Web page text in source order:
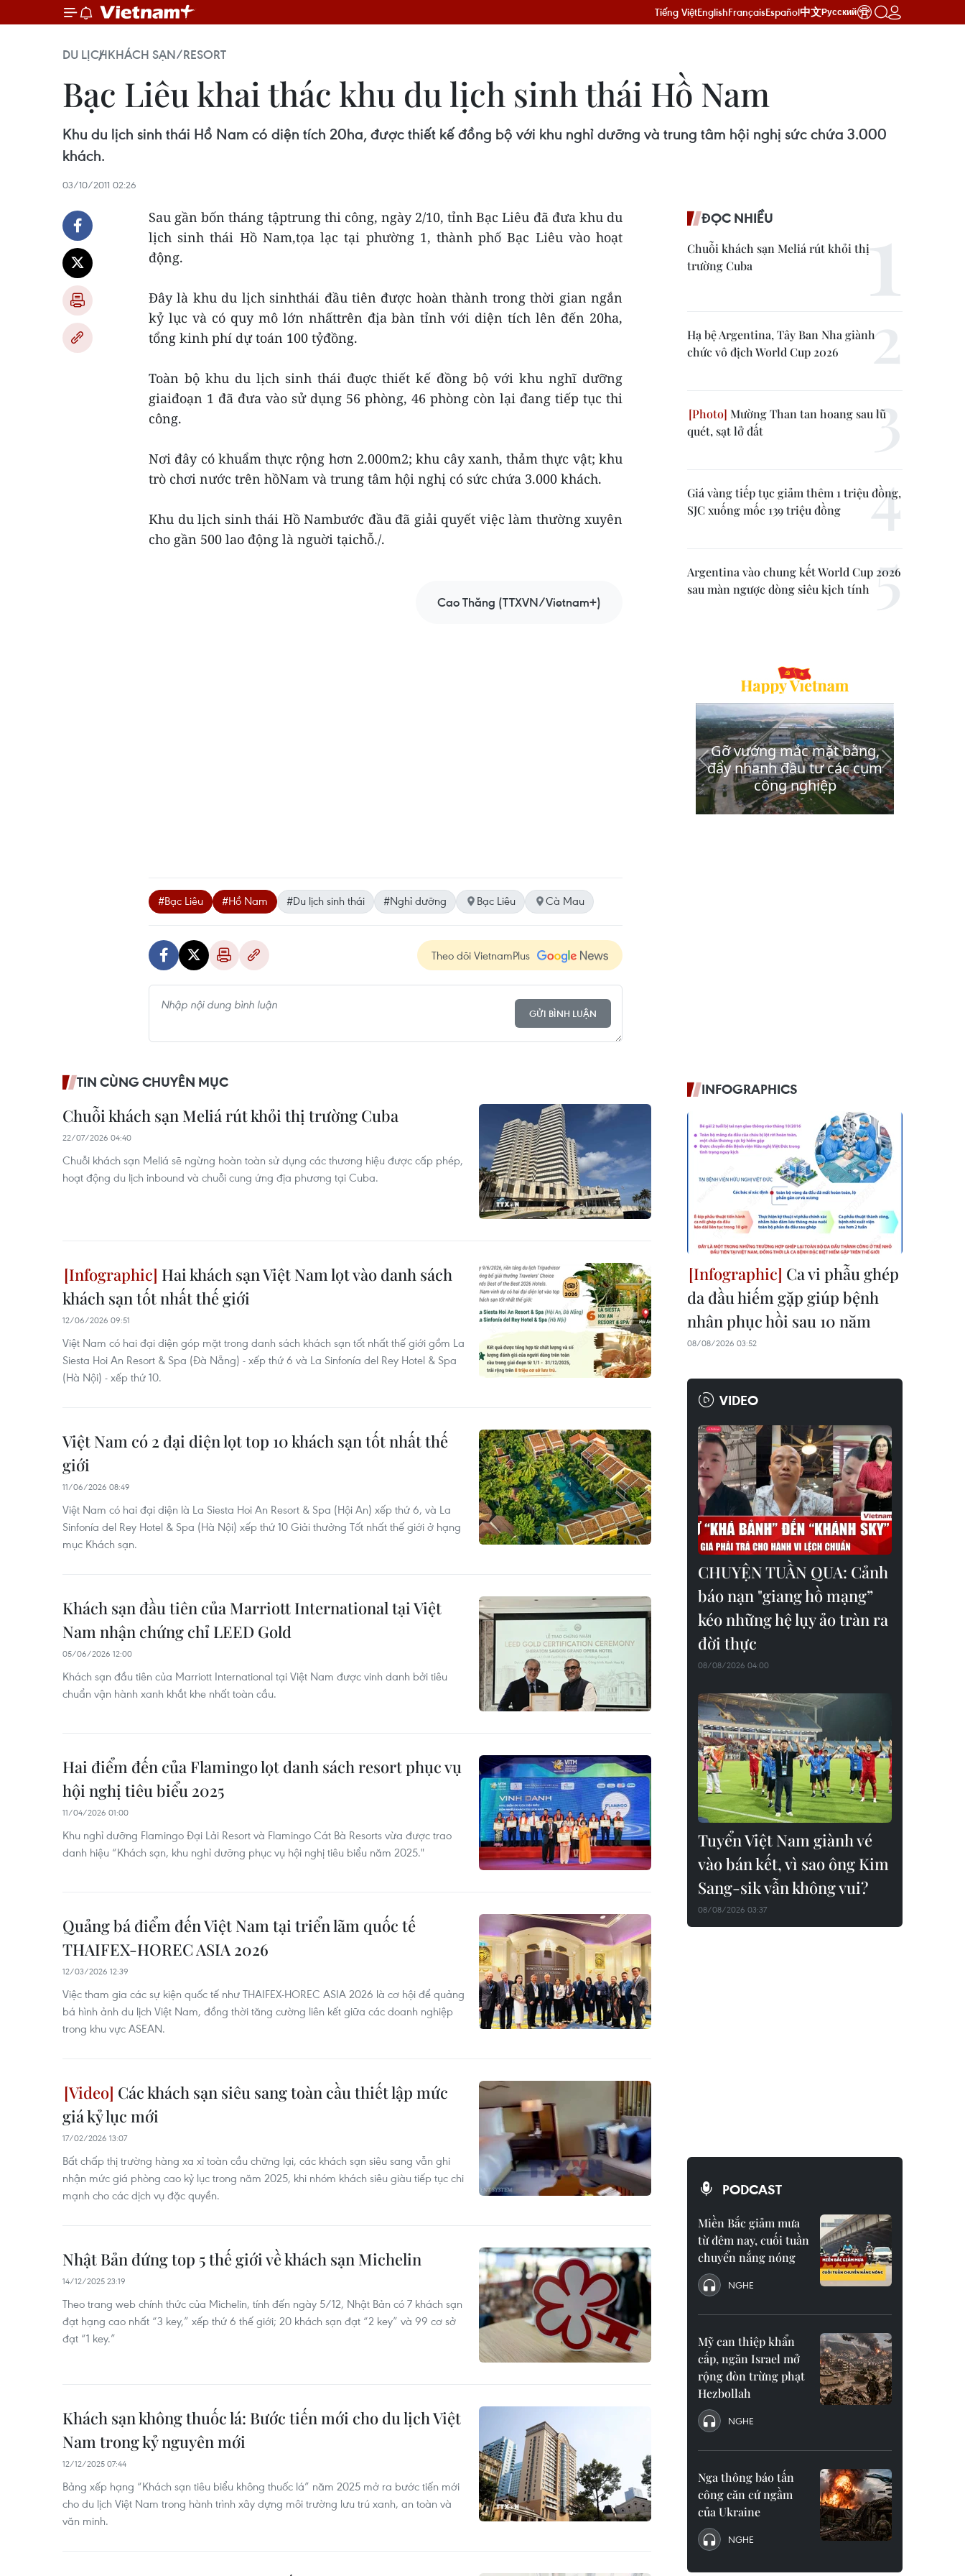
Tiếng ViệtEnglishFrançaisEspañol中文Русский
DU LỊCHKHÁCH SẠN/RESORT
Bạc Liêu khai thác khu du lịch sinh thái Hồ Nam
Khu du lịch sinh thái Hồ Nam có diện tích 20ha, được thiết kế đồng bộ với khu nghỉ dưỡng và trung tâm hội nghị sức chứa 3.000
khách.
03/10/2011 02:26
Sau gần bốn tháng tậptrung thi công, ngày 2/10, tỉnh Bạc Liêu đã đưa khu du
lịch sinh thái Hồ Nam,tọa lạc tại phường 1, thành phố Bạc Liêu vào hoạt
động.
Đây là khu du lịch sinhthái đầu tiên được hoàn thành trong thời gian ngắn
kỷ lục và có quy mô lớn nhấttrên địa bàn tỉnh với diện tích lên đến 20ha,
tổng kinh phí dự toán 100 tỷđồng.
Toàn bộ khu du lịch sinh thái đuợc thiết kế đồng bộ với khu nghĩ dưỡng
giaiđoạn 1 đã đưa vào sử dụng 56 phòng, 46 phòng còn lại đang tiếp tục thi
công.
Nơi đây có khuẩm thực rộng hơn 2.000m2; khu cây xanh, thảm thực vật; khu
trò chơi nước trên hồNam và trung tâm hội nghị có sức chứa 3.000 khách.
Khu du lịch sinh thái Hồ Nambước đầu đã giải quyết việc làm thường xuyên
cho gần 500 lao động là nguời tạichỗ./.
Cao Thăng (TTXVN/Vietnam+)
#Bạc Liêu #Hồ Nam #Du lịch sinh thái #Nghỉ dưỡng Bạc Liêu Cà Mau
Theo dõi VietnamPlus
GỬI BÌNH LUẬN
TIN CÙNG CHUYÊN MỤC
Chuỗi khách sạn Meliá rút khỏi thị trường Cuba
22/07/2026 04:40
Chuỗi khách sạn Meliá sẽ ngừng hoàn toàn sử dụng các thương hiệu được cấp phép,
hoạt động du lịch inbound và chuỗi cung ứng địa phương tại Cuba.
Hai khách sạn Việt Nam lọt vào danh sách
khách sạn tốt nhất thế giới
12/06/2026 09:51
Việt Nam có hai đại diện góp mặt trong danh sách khách sạn tốt nhất thế giới gồm La
Siesta Hoi An Resort & Spa (Đà Nẵng) - xếp thứ 6 và La Sinfonía del Rey Hotel & Spa
(Hà Nội) - xếp thứ 10.
Việt Nam có 2 đại diện lọt top 10 khách sạn tốt nhất thế
giới
11/06/2026 08:49
Việt Nam có hai đại diện là La Siesta Hoi An Resort & Spa (Hội An) xếp thứ 6, và La
Sinfonía del Rey Hotel & Spa (Hà Nội) xếp thứ 10 Giải thưởng Tốt nhất thế giới ở hạng
mục Khách sạn.
Khách sạn đầu tiên của Marriott International tại Việt
Nam nhận chứng chỉ LEED Gold
05/06/2026 12:00
Khách sạn đầu tiên của Marriott International tại Việt Nam được vinh danh bởi tiêu
chuẩn vận hành xanh khắt khe nhất toàn cầu.
Hai điểm đến của Flamingo lọt danh sách resort phục vụ
hội nghị tiêu biểu 2025
11/04/2026 01:00
Khu nghỉ dưỡng Flamingo Đại Lải Resort và Flamingo Cát Bà Resorts vừa được trao
danh hiệu “Khách sạn, khu nghỉ dưỡng phục vụ hội nghị tiêu biểu năm 2025."
Quảng bá điểm đến Việt Nam tại triển lãm quốc tế
THAIFEX-HOREC ASIA 2026
12/03/2026 12:39
Việc tham gia các sự kiện quốc tế như THAIFEX-HOREC ASIA 2026 là cơ hội để quảng
bá hình ảnh du lịch Việt Nam, đồng thời tăng cường liên kết giữa các doanh nghiệp
trong khu vực ASEAN.
Các khách sạn siêu sang toàn cầu thiết lập mức
giá kỷ lục mới
17/02/2026 13:07
Bất chấp thị trường hàng xa xỉ toàn cầu chững lại, các khách sạn siêu sang vẫn ghi
nhận mức giá phòng cao kỷ lục trong năm 2025, khi nhóm khách siêu giàu tiếp tục chi
mạnh cho các dịch vụ đặc quyền.
Nhật Bản đứng top 5 thế giới về khách sạn Michelin
14/12/2025 23:19
Theo trang web chính thức của Michelin, tính đến ngày 5/12, Nhật Bản có 7 khách sạn
đạt hạng cao nhất “3 key,” xếp thứ 6 thế giới; 20 khách sạn đạt “2 key” và 99 cơ sở
đạt “1 key.”
Khách sạn không thuốc lá: Bước tiến mới cho du lịch Việt
Nam trong kỷ nguyên mới
12/12/2025 07:44
Bảng xếp hạng “Khách sạn tiêu biểu không thuốc lá” năm 2025 mở ra bước tiến mới
cho du lịch Việt Nam trong hành trình xây dựng môi trường lưu trú xanh, an toàn và
văn minh.
ĐỌC NHIỀU
Chuỗi khách sạn Meliá rút khỏi thị
trường Cuba
Hạ bệ Argentina, Tây Ban Nha giành
chức vô địch World Cup 2026
Mường Than tan hoang sau lũ
quét, sạt lở đất
Giá vàng tiếp tục giảm thêm 1 triệu đồng,
SJC xuống mốc 139 triệu đồng
Argentina vào chung kết World Cup 2026
sau màn ngược dòng siêu kịch tính
INFOGRAPHICS
Ca vi phẫu ghép
da đầu hiếm gặp giúp bệnh
nhân phục hồi sau 10 năm
08/08/2026 03:52
VIDEO
CHUYỆN TUẦN QUA: Cảnh
báo nạn "giang hồ mạng”
kéo những hệ lụy ảo tràn ra
đời thực
08/08/2026 04:00
Tuyển Việt Nam giành vé
vào bán kết, vì sao ông Kim
Sang-sik vẫn không vui?
08/08/2026 03:37
PODCAST
Miền Bắc giảm mưa
từ đêm nay, cuối tuần
chuyển nắng nóng
NGHE
Mỹ can thiệp khẩn
cấp, ngăn Israel mở
rộng đòn trừng phạt
Hezbollah
NGHE
Nga thông báo tấn
công căn cứ ngầm
của Ukraine
NGHE